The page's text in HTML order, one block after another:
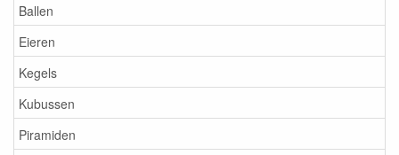
Ballen
Eieren
Kegels
Kubussen
Piramiden